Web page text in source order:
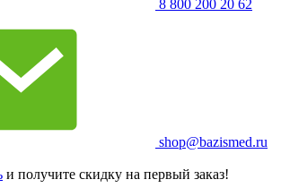
8 800 200 20 62
shop@bazismed.ru
и получите скидку на первый заказ!